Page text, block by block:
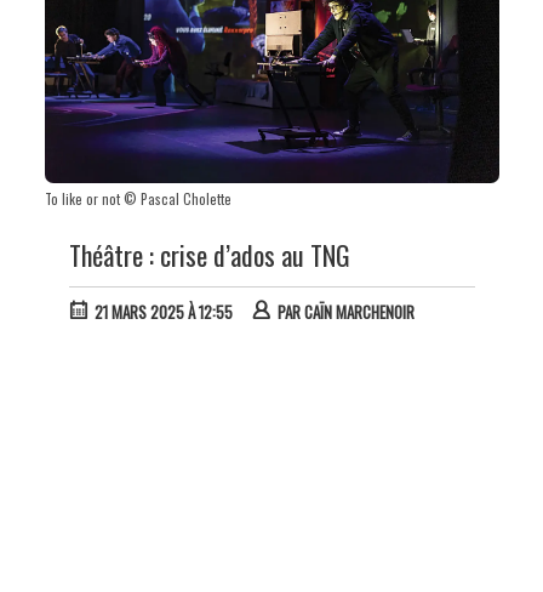
To like or not © Pascal Cholette
Théâtre : crise d’ados au TNG
21 MARS 2025 À 12:55 PARCAÏN MARCHENOIR